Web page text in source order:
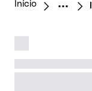
Início